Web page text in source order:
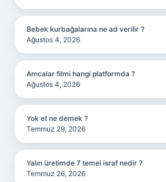
Bebek kurbağalarına ne ad verilir ?
Ağustos 4, 2026
Amcalar filmi hangi platformda ?
Ağustos 4, 2026
Yok et ne demek ?
Temmuz 29, 2026
Yalın üretimde 7 temel israf nedir ?
Temmuz 26, 2026